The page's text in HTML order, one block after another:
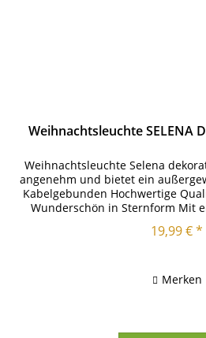
Weihnachtsleuchte SELENA
Weihnachtsleuchte Selena
angenehm und bietet ein
Kabelgebunden Hochwertige
Wunderschön in Sternform Mit
19,99 € *
Merken